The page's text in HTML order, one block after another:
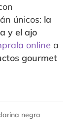
únicos: la
y el ajo
online a
gourmet
negra